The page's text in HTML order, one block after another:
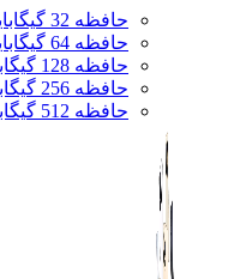
حافظه 32 گیگابایت
حافظه 64 گیگابایت
حافظه 128 گیگابایت
حافظه 256 گیگابایت
حافظه 512 گیگابایت